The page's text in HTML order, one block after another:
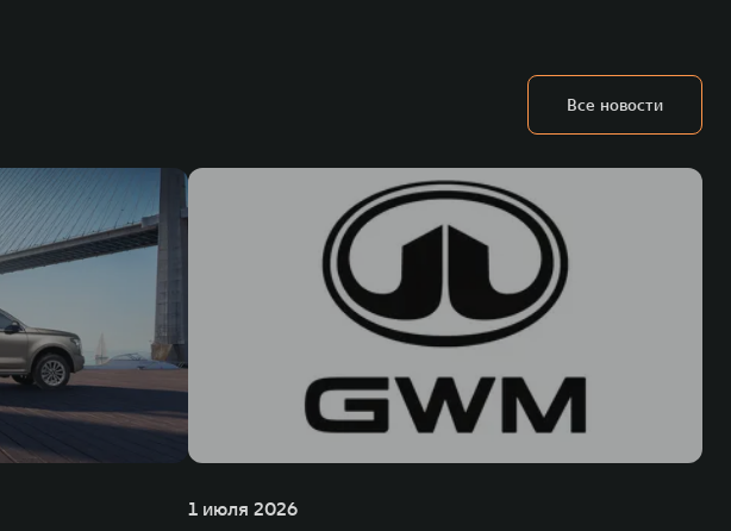
Все новости
1 июля 2026